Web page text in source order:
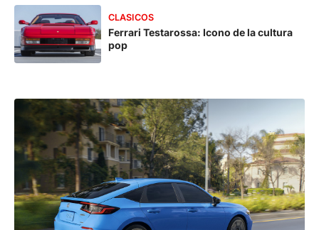
CLASICOS
Ferrari Testarossa: Icono de la cultura
pop